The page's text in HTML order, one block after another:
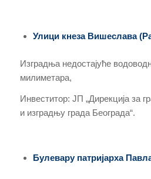
Улици кнеза Вишеслава
Изградња недостајуће
милиметара,
Инвеститор: ЈП „Дирекција за
и изградњу града Београда“.
Булевару патријарха